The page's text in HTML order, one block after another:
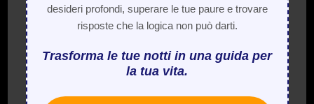
desideri profondi, superare le tue paure e trovare
risposte che la logica non può darti.
Trasforma le tue notti in una guida per
la tua vita.